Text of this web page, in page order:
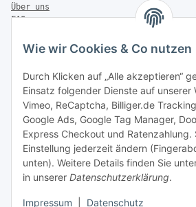
Wie wir Cookies & Co nutzen
Durch Klicken auf „Alle akzeptieren“
Einsatz folgender Dienste auf unserer
Vimeo, ReCaptcha, Billiger.de
Google Ads, Google Tag Manager,
Express Checkout und Ratenzahlung.
Einstellung jederzeit ändern
unten). Weitere Details finden Sie
in unserer Datenschutzerklärung.
Impressum Datenschutz
Über uns
FAQ
Zahlung & Versand
Versandinformationen
Sonstiges